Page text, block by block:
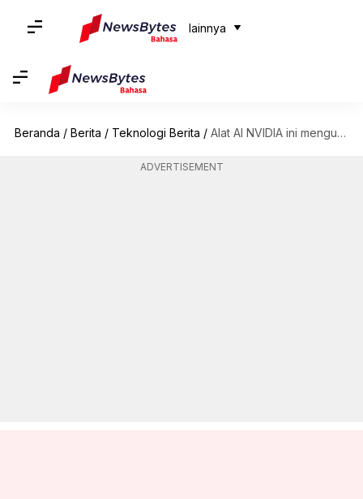
lainnya
Beranda / Berita / Teknologi Berita / Alat AI NVIDIA ini mengubah konten SDR menjadi HDR
ADVERTISEMENT